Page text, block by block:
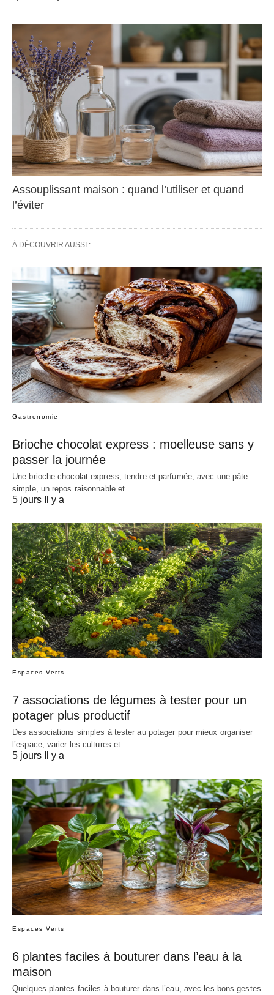
Assouplissant maison : quand l’utiliser et quand
l’éviter
À DÉCOUVRIR AUSSI :
Gastronomie
Brioche chocolat express : moelleuse sans y
passer la journée
Une brioche chocolat express, tendre et parfumée, avec une pâte
simple, un repos raisonnable et…
5 jours Il y a
Espaces Verts
7 associations de légumes à tester pour un
potager plus productif
Des associations simples à tester au potager pour mieux organiser
l’espace, varier les cultures et…
5 jours Il y a
Espaces Verts
6 plantes faciles à bouturer dans l’eau à la
maison
Quelques plantes faciles à bouturer dans l’eau, avec les bons gestes